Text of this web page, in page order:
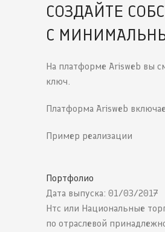
СОЗДАЙТЕ
С
На платформе Arisweb вы
ключ.
Платформа Arisweb
Пример реализации
Портфолио
Дата выпуска: 01/03/2017
Нтс или Национальные
по отраслевой